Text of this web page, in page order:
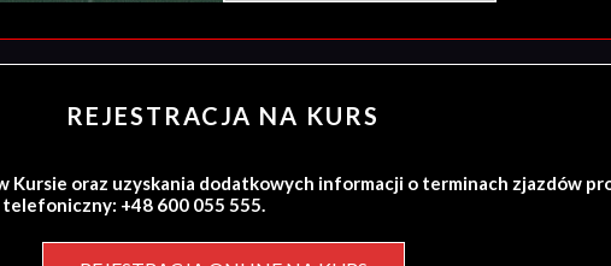
REJESTRACJA NA KURS
Kursie oraz uzyskania dodatkowych informacji o terminach zjazdów
+48 600 055 555.